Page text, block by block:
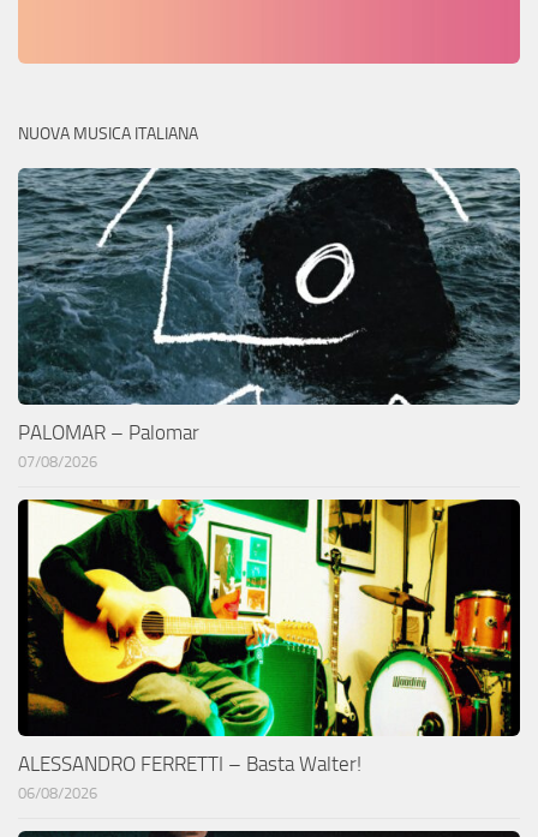
NUOVA MUSICA ITALIANA
PALOMAR – Palomar
07/08/2026
ALESSANDRO FERRETTI – Basta Walter!
06/08/2026